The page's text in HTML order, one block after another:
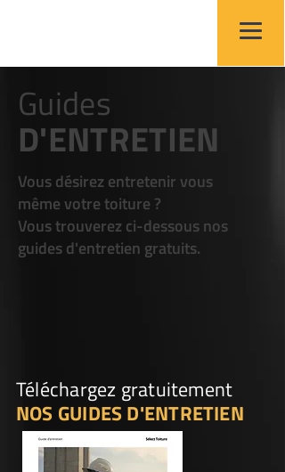
Guides
D'ENTRETIEN
Vous désirez entretenir vous
même votre toiture ?
Voustrouverez ci-dessous nos
guides d'entretien gratuits.
Téléchargez gratuitement
NOS GUIDES D'ENTRETIEN